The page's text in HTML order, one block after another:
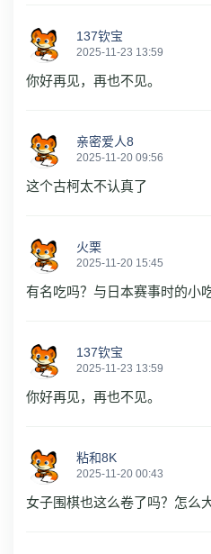
137钦宝
2025-11-23 13:59
你好再见，再也不见。
亲密爱人8
2025-11-20 09:56
这个古柯太不认真了
火栗
2025-11-20 15:45
有名吃吗？与日本赛事时的小
137钦宝
2025-11-23 13:59
你好再见，再也不见。
粘和8K
2025-11-20 00:43
女子围棋也这么卷了吗？怎么